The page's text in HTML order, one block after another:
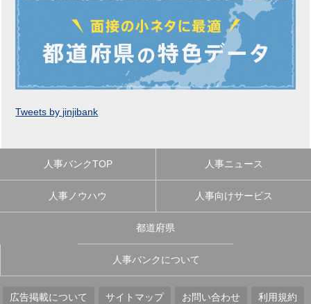
Tweets by jinjibank
人事バンクTOP 人事ニュース
人事ノウハウ 人事向けサービス
都道府県
人事バンクについて
広告掲載について サイトマップ お問い合わせ 利用規約